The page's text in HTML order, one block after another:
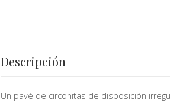
Descripción
Un pavé de circonitas de disposición